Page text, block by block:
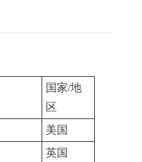
国家/地
区
美国
英国